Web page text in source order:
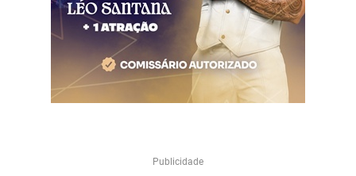
Publicidade